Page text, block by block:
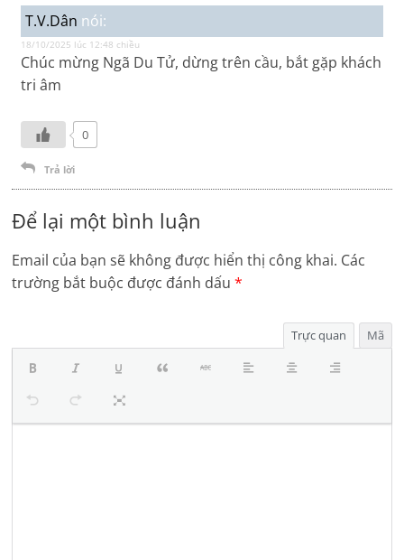
T.V.Dân nói:
18/10/2025 lúc 12:48 chiều
Chúc mừng Ngã Du Tử, dừng trên cầu, bắt gặp khách
tri âm
0
Trả lời
Để lại một bình luận
Email của bạn sẽ không được hiển thị công khai. Các
trường bắt buộc được đánh dấu*
Trực quan Mã